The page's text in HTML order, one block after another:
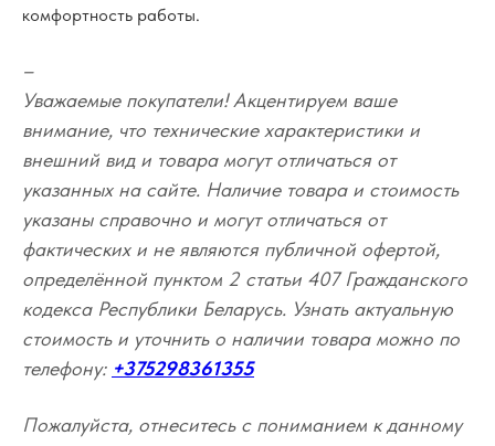
комфортность работы.
–
Уважаемые покупатели! Акцентируем ваше
внимание, что технические характеристики и
внешний вид и товара могут отличаться от
указанных на сайте. Наличие товара и стоимость
указаны справочно и могут отличаться от
фактических и не являются публичной офертой,
определённой пунктом 2 статьи 407 Гражданского
кодекса Республики Беларусь. Узнать актуальную
стоимость и уточнить о наличии товара можно по
телефону: +375298361355
Пожалуйста, отнеситесь с пониманием к данному